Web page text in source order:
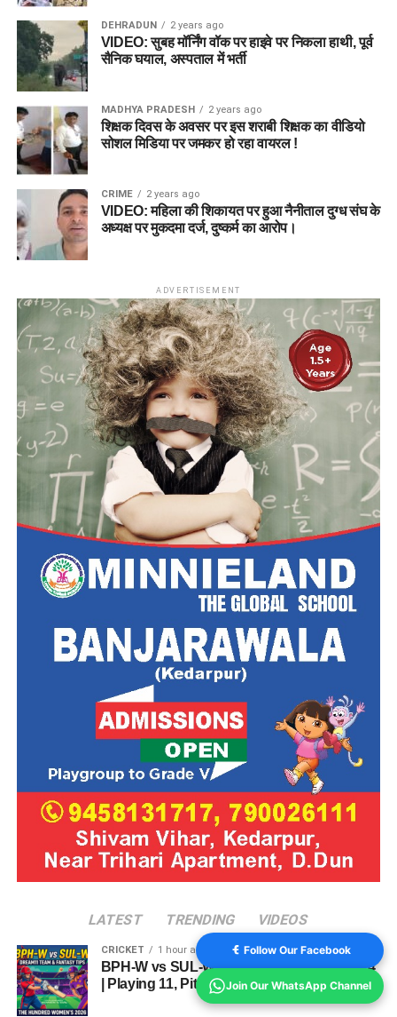
DEHRADUN 2 years ago
VIDEO: सुबह मॉर्निंग वॉक पर हाइवे पर निकला हाथी, पूर्व
सैनिक घयाल, अस्पताल में भर्ती
MADHYA PRADESH 2 years ago
शिक्षक दिवस के अवसर पर इस शराबी शिक्षक का वीडियो
सोशल मिडिया पर जमकर हो रहा वायरल !
CRIME 2 years ago
VIDEO: महिला की शिकायत पर हुआ नैनीताल दुग्ध संघ के
अध्यक्ष पर मुकदमा दर्ज, दुष्कर्म का आरोप।
ADVERTISEMENT
LATEST TRENDING VIDEOS
CRICKET 1 hour ago
BPH-W vs SUL-W Dream11 Team Match 24
| Playing 11, Pitch Report & Fantasy Tips
Follow Our Facebook
Join Our WhatsApp Channel